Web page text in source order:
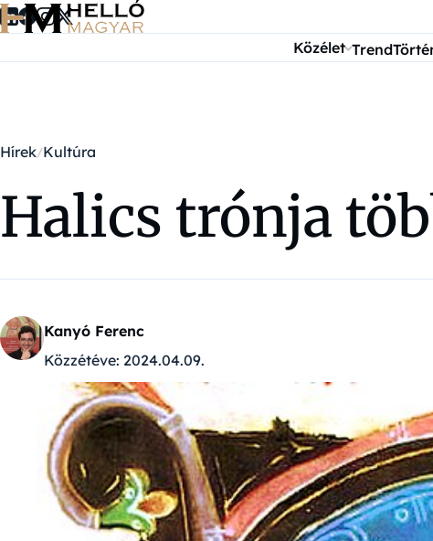
Ugrás a tartalomra
Közélet Trend
Hírek Kultúra
Halics trónja
Kanyó Ferenc
Közzétéve: 2024.04.09.